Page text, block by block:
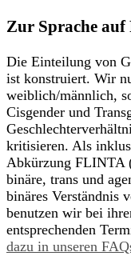
Zur Sprache
Die Einteilung von
ist konstruiert. Wir
weiblich/männlich,
Cisgender und
kritisieren. Als
Abkürzung FLINTA
binäre, trans und
binäres Verständnis
benutzen wir bei
entsprechenden
dazu in unseren